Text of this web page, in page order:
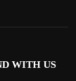
WITH US